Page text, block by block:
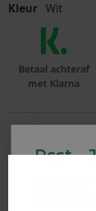
Kleur Wit
Betaal achteraf
met Klarna
Psst...
krijg